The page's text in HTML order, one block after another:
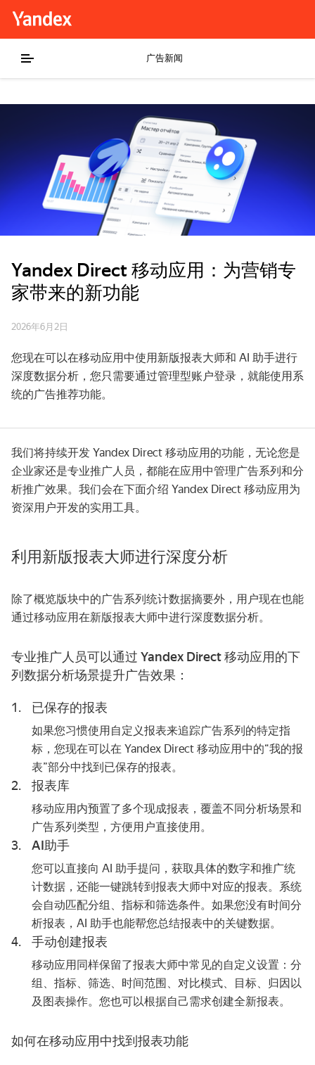
广告新闻
Yandex Direct 移动应用：为营销专
家带来的新功能
2026年6月2日
您现在可以在移动应用中使用新版报表大师和 AI 助手进行
深度数据分析，您只需要通过管理型账户登录，就能使用系
统的广告推荐功能。
我们将持续开发 Yandex Direct 移动应用的功能，无论您是
企业家还是专业推广人员，都能在应用中管理广告系列和分
析推广效果。我们会在下面介绍 Yandex Direct 移动应用为
资深用户开发的实用工具。
利用新版报表大师进行深度分析
除了概览版块中的广告系列统计数据摘要外，用户现在也能
通过移动应用在新版报表大师中进行深度数据分析。
专业推广人员可以通过 Yandex Direct 移动应用的下
列数据分析场景提升广告效果：
已保存的报表
如果您习惯使用自定义报表来追踪广告系列的特定指
标，您现在可以在 Yandex Direct 移动应用中的“我的报
表”部分中找到已保存的报表。
报表库
移动应用内预置了多个现成报表，覆盖不同分析场景和
广告系列类型，方便用户直接使用。
AI助手
您可以直接向 AI 助手提问，获取具体的数字和推广统
计数据，还能一键跳转到报表大师中对应的报表。系统
会自动匹配分组、指标和筛选条件。如果您没有时间分
析报表，AI 助手也能帮您总结报表中的关键数据。
手动创建报表
移动应用同样保留了报表大师中常见的自定义设置：分
组、指标、筛选、时间范围、对比模式、目标、归因以
及图表操作。您也可以根据自己需求创建全新报表。
如何在移动应用中找到报表功能